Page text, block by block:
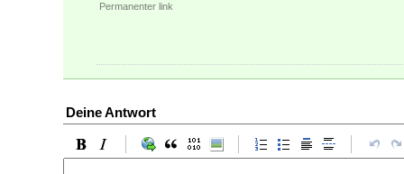
Permanenter link
Deine Antwort